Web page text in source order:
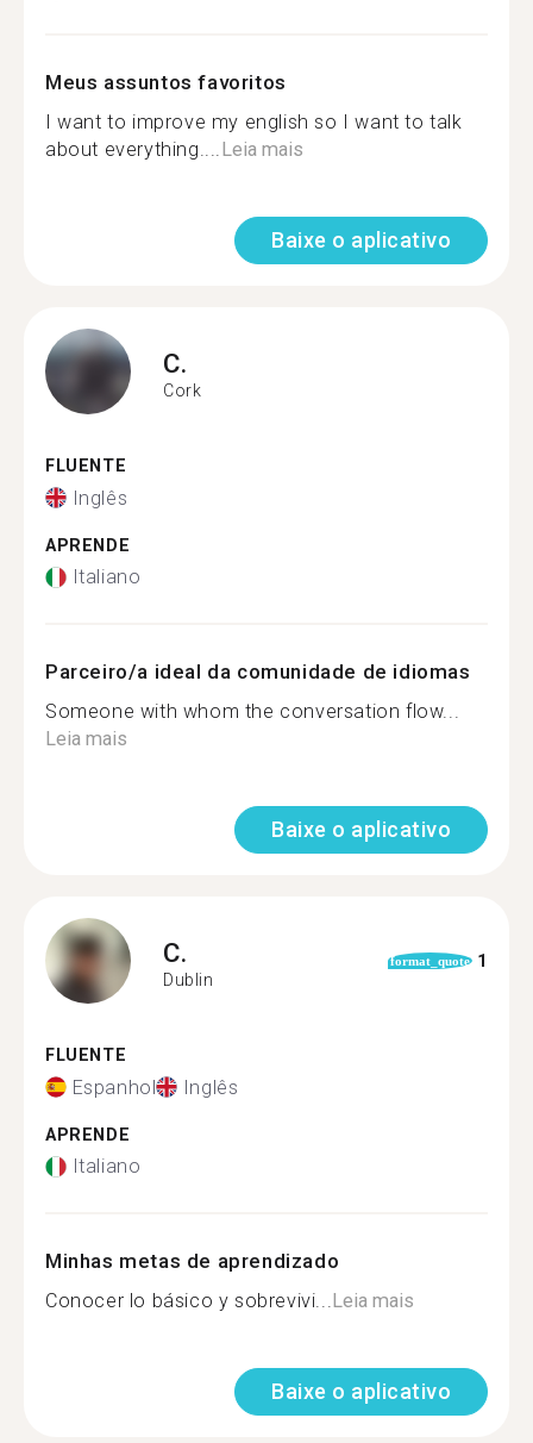
Meus assuntos favoritos
I want to improve my english so I want to talk
about everything....Leia mais
Baixe o aplicativo
C.
Cork
FLUENTE
Inglês
APRENDE
Italiano
Parceiro/a ideal da comunidade de idiomas
Someone with whom the conversation flow...
Leia mais
Baixe o aplicativo
C.
Dublin
format_quote 1
FLUENTE
Espanhol Inglês
APRENDE
Italiano
Minhas metas de aprendizado
Conocer lo básico y sobrevivi...Leia mais
Baixe o aplicativo